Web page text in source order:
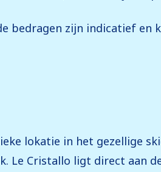
bedragen zijn indicatief en
lokatie in het gezellige
Cristallo ligt direct aan